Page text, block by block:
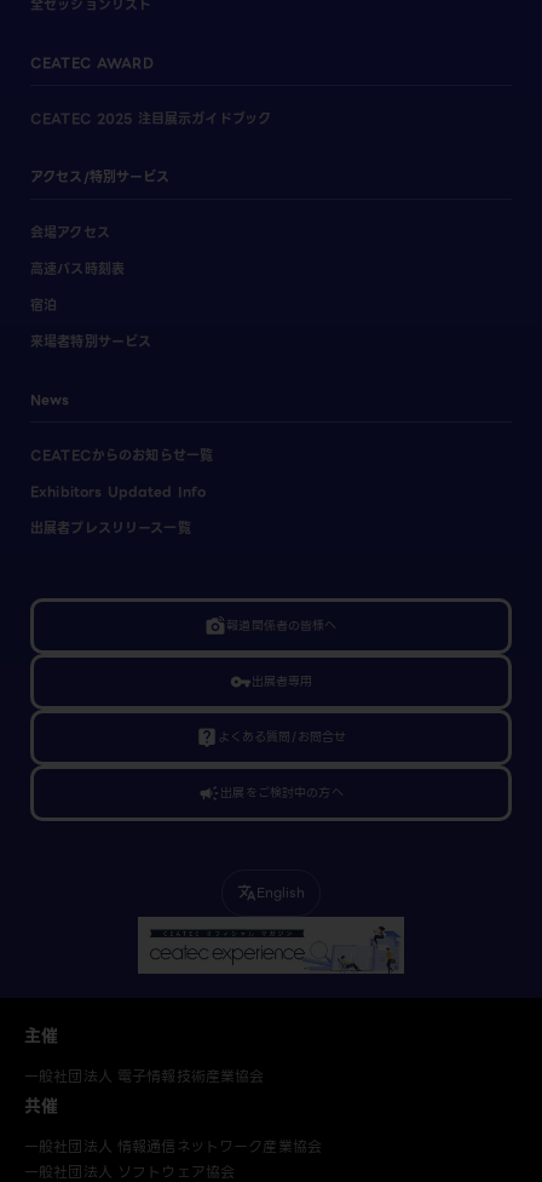
全セッションリスト
CEATEC AWARD
CEATEC 2025 注目展示ガイドブック
アクセス/特別サービス
会場アクセス
高速バス時刻表
宿泊
来場者特別サービス
News
CEATECからのお知らせ一覧
Exhibitors Updated Info
出展者プレスリリース一覧
linked_camera報道関係者の皆様へ
vpn_key出展者専用
live_help よくある質問/お問合せ
campaign出展をご検討中の方へ
translateEnglish
主催
一般社団法人 電子情報技術産業協会
共催
一般社団法人 情報通信ネットワーク産業協会
一般社団法人 ソフトウェア協会